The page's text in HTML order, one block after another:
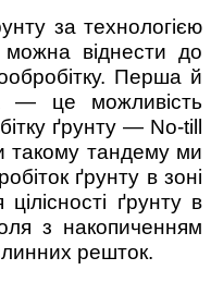
за технологією
можна віднести до
Перша й
— це можливість
ґрунту — No-till
такому тандему ми
ґрунту в зоні
ґрунту в
з накопиченням
решток.